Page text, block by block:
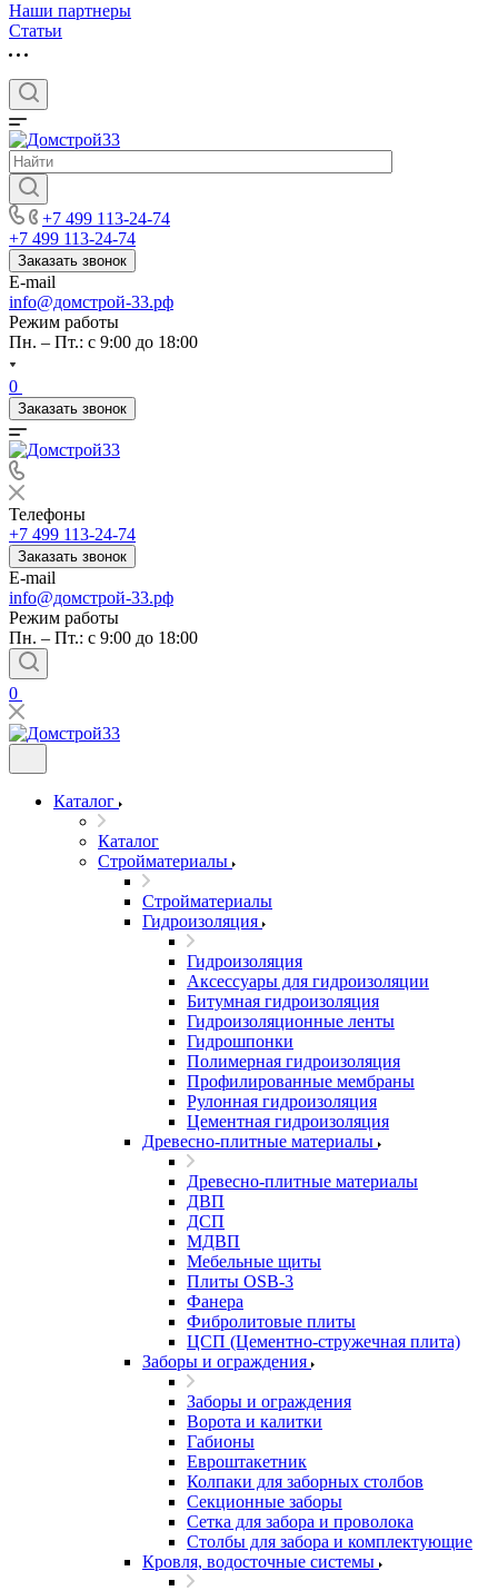
Наши партнеры
Статьи
+7 499 113-24-74
+7 499 113-24-74
Заказать звонок
E-mail
info@домстрой-33.рф
Режим работы
Пн. – Пт.: с 9:00 до 18:00
0
Заказать звонок
Телефоны
+7 499 113-24-74
Заказать звонок
E-mail
info@домстрой-33.рф
Режим работы
Пн. – Пт.: с 9:00 до 18:00
0
Каталог
Каталог
Стройматериалы
Стройматериалы
Гидроизоляция
Гидроизоляция
Аксессуары для гидроизоляции
Битумная гидроизоляция
Гидроизоляционные ленты
Гидрошпонки
Полимерная гидроизоляция
Профилированные мембраны
Рулонная гидроизоляция
Цементная гидроизоляция
Древесно-плитные материалы
Древесно-плитные материалы
ДВП
ДСП
МДВП
Мебельные щиты
Плиты OSB-3
Фанера
Фибролитовые плиты
ЦСП (Цементно-стружечная плита)
Заборы и ограждения
Заборы и ограждения
Ворота и калитки
Габионы
Евроштакетник
Колпаки для заборных столбов
Секционные заборы
Сетка для забора и проволока
Столбы для забора и комплектующие
Кровля, водосточные системы